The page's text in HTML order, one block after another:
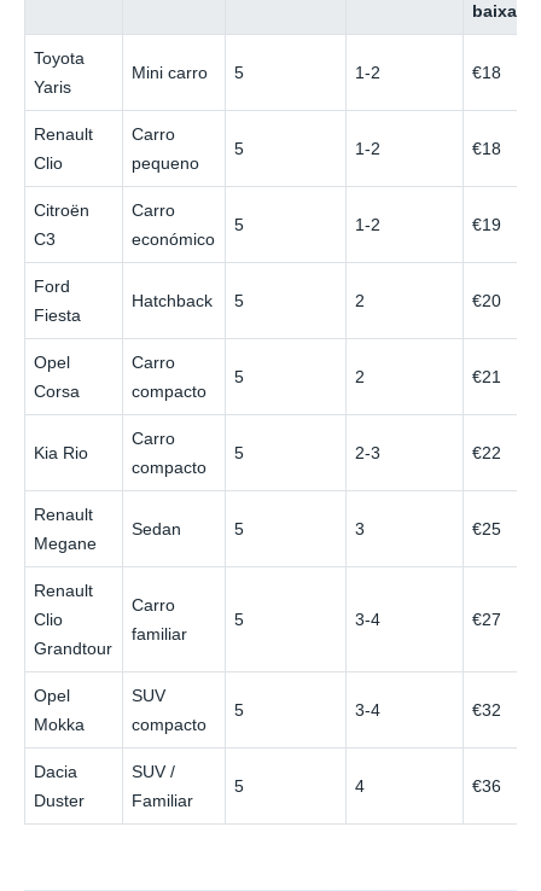
baixa)
Toyota
Yaris
Mini carro 5 1-2 €18
Renault
Clio
Carro
pequeno
5 1-2 €18
Citroën
C3
Carro
económico
5 1-2 €19
Ford
Fiesta
Hatchback 5 2 €20
Opel
Corsa
Carro
compacto
5 2 €21
Kia Rio
Carro
compacto
5 2-3 €22
Renault
Megane
Sedan 5 3 €25
Renault
Clio
Grandtour
Carro
familiar
5 3-4 €27
Opel
Mokka
SUV
compacto
5 3-4 €32
Dacia
Duster
SUV /
Familiar
5 4 €36